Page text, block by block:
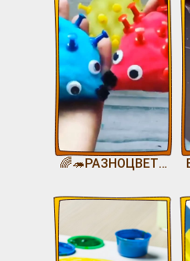
🌈🦔РАЗНОЦВЕТНЫЕ ЕЖИ🦔 🌈